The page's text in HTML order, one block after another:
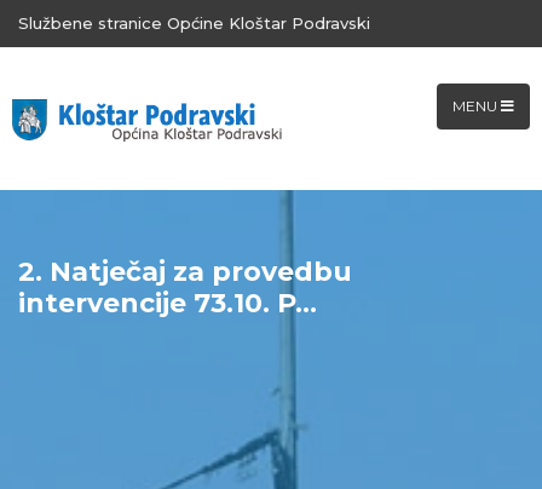
Službene stranice Općine Kloštar Podravski
MENU
2. Natječaj za provedbu
intervencije 73.10. P...